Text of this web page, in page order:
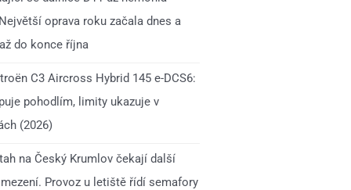
oprava roku začala dnes a
do konce října
C3 Aircross Hybrid 145 e-DCS6:
pohodlím, limity ukazuje v
(2026)
na Český Krumlov čekají další
Provoz u letiště řídí semafory